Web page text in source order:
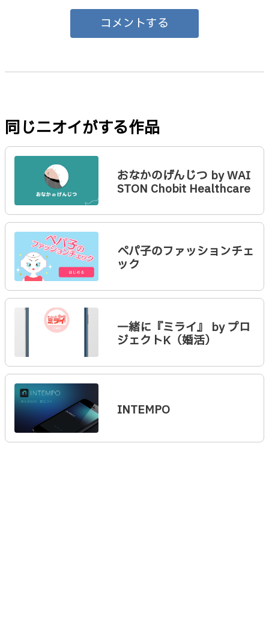
コメントする
同じニオイがする作品
おなかのげんじつ by WAI
STON Chobit Healthcare
ぺパ子のファッションチェ
ック
一緒に『ミライ』 by プロ
ジェクトK（婚活）
INTEMPO